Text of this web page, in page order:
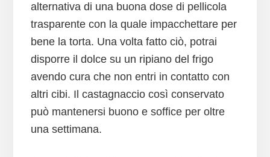
alternativa di una buona dose di pellicola
trasparente con la quale impacchettare per
bene la torta. Una volta fatto ciò, potrai
disporre il dolce su un ripiano del frigo
avendo cura che non entri in contatto con
altri cibi. Il castagnaccio così conservato
può mantenersi buono e soffice per oltre
una settimana.